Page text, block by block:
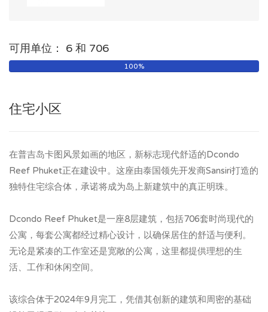
可用单位： 6 和 706
100%
住宅小区
在普吉岛卡图风景如画的地区，新标志现代舒适的Dcondo
Reef Phuket正在建设中。这座由泰国领先开发商Sansiri打造的
独特住宅综合体，承诺将成为岛上新建筑中的真正明珠。
Dcondo Reef Phuket是一座8层建筑，包括706套时尚现代的
公寓，每套公寓都经过精心设计，以确保居住的舒适与便利。
无论是紧凑的工作室还是宽敞的公寓，这里都提供理想的生
活、工作和休闲空间。
该综合体于2024年9月完工，凭借其创新的建筑和周密的基础